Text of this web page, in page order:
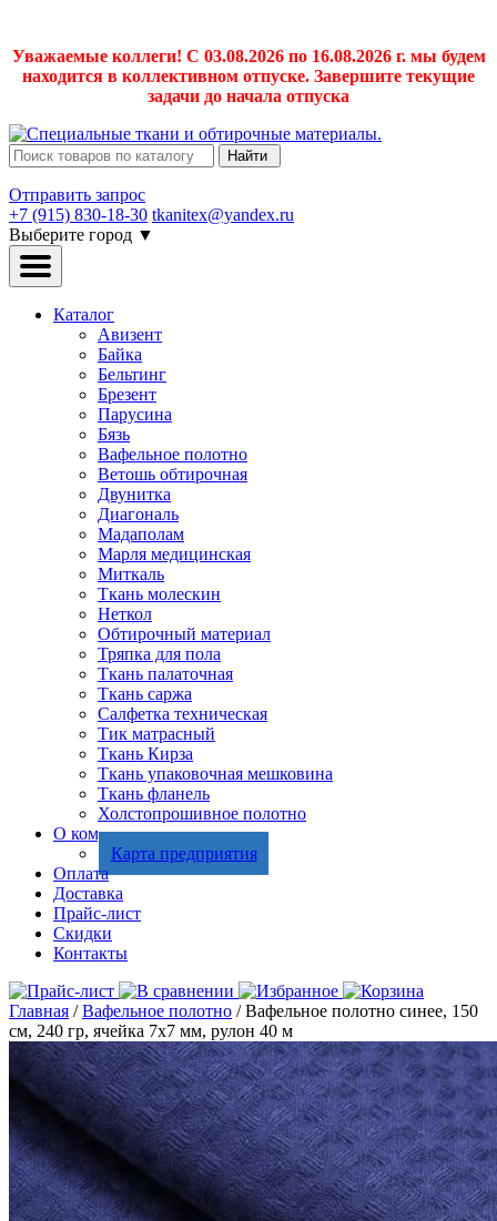
Уважаемые коллеги! С 03.08.2026 по 16.08.2026 г. мы будем
находится в коллективном отпуске. Завершите текущие
задачи до начала отпуска
Найти
Отправить запрос
+7 (915) 830-18-30 tkanitex@yandex.ru
Выберите город ▼
Каталог
Авизент
Байка
Бельтинг
Брезент
Парусина
Бязь
Вафельное полотно
Ветошь обтирочная
Двунитка
Диагональ
Мадаполам
Марля медицинская
Миткаль
Ткань молескин
Неткол
Обтирочный материал
Тряпка для пола
Ткань палаточная
Ткань саржа
Салфетка техническая
Тик матрасный
Ткань Кирза
Ткань упаковочная мешковина
Ткань фланель
Холстопрошивное полотно
О компании
Карта предприятия
Оплата
Доставка
Прайс-лист
Скидки
Контакты
Главная /Вафельное полотно / Вафельное полотно синее, 150
см, 240 гр, ячейка 7х7 мм, рулон 40 м